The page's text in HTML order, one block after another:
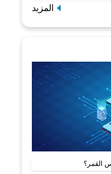
المزيد
القمر؟